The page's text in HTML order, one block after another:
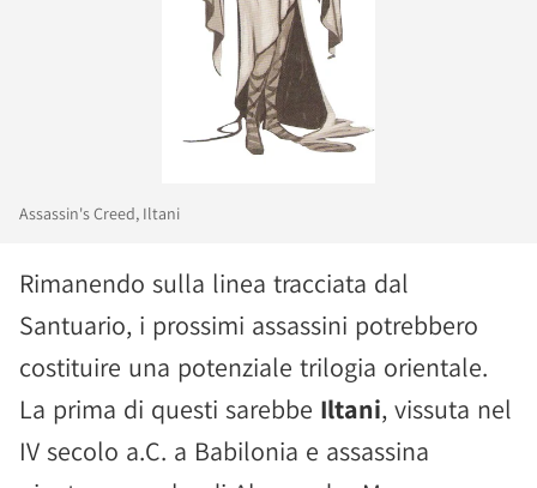
Assassin's Creed, Iltani
Rimanendo sulla linea tracciata dal
Santuario, i prossimi assassini potrebbero
costituire una potenziale trilogia orientale.
La prima di questi sarebbe Iltani, vissuta nel
IV secolo a.C. a Babilonia e assassina